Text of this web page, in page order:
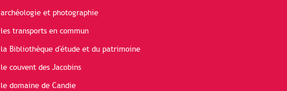
archéologie et photographie
les transports en commun
la Bibliothèque d'étude et du patrimoine
le couvent des Jacobins
le domaine de Candie